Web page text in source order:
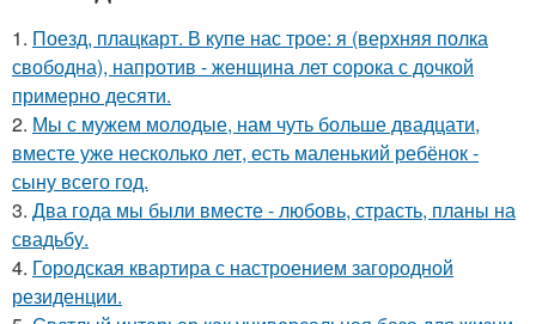
1. Поезд, плацкарт. В купе нас трое: я (верхняя полка
свободна), напротив - женщина лет сорока с дочкой
примерно десяти.
2. Мы с мужем молодые, нам чуть больше двадцати,
вместе уже несколько лет, есть маленький ребёнок -
сыну всего год.
3. Два года мы были вместе - любовь, страсть, планы на
свадьбу.
4. Городская квартира с настроением загородной
резиденции.